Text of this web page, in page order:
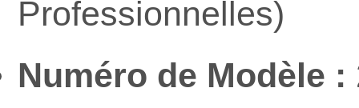
Professionnelles)
Numéro de Modèle :